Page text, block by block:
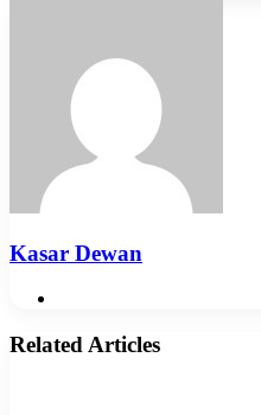
Kasar Dewan
Related Articles